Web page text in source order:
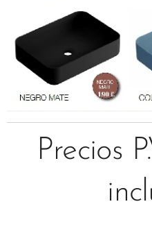
Precios